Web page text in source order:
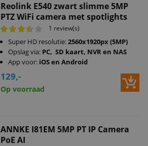
Reolink E540 zwart slimme 5MP
PTZ WiFi camera met spotlights
1 review(s)
Super HD resolutie:2560x1920px (5MP)
Opslag via: PC, SD kaart, NVR en NAS
App voor: iOS en Android
129,-
Op voorraad
ANNKE I81EM 5MP PT IP Camera
PoE AI